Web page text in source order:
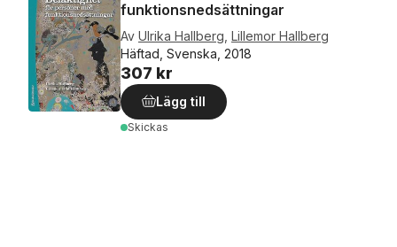
funktionsnedsättningar
Av Ulrika Hallberg Lillemor Hallberg
Häftad, Svenska, 2018
307 kr
Lägg till
Skickas